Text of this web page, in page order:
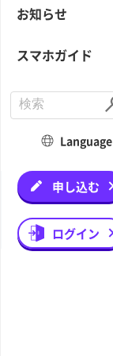
お知らせ
スマホガイド
n
S
u
m
t
Language
申し込む
ログイン